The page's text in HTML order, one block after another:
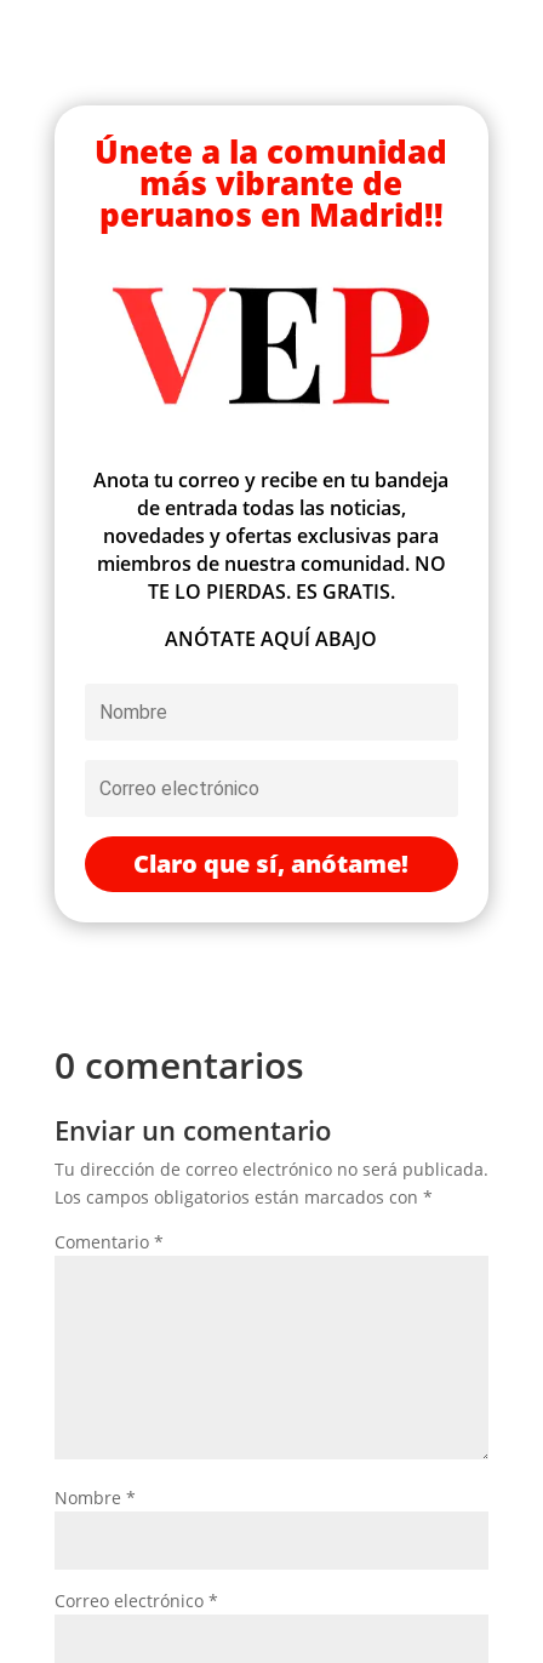
Únete a la comunidad
más vibrante de
peruanos en Madrid!!
Anota tu correo y recibe en tu bandeja
de entrada todas las noticias,
novedades y ofertas exclusivas para
miembros de nuestra comunidad. NO
TE LO PIERDAS. ES GRATIS.
ANÓTATE AQUÍ ABAJO
Claro que sí, anótame!
0 comentarios
Enviar un comentario
Tu dirección de correo electrónico no será publicada.
Los campos obligatorios están marcados con *
Comentario *
Nombre *
Correo electrónico *